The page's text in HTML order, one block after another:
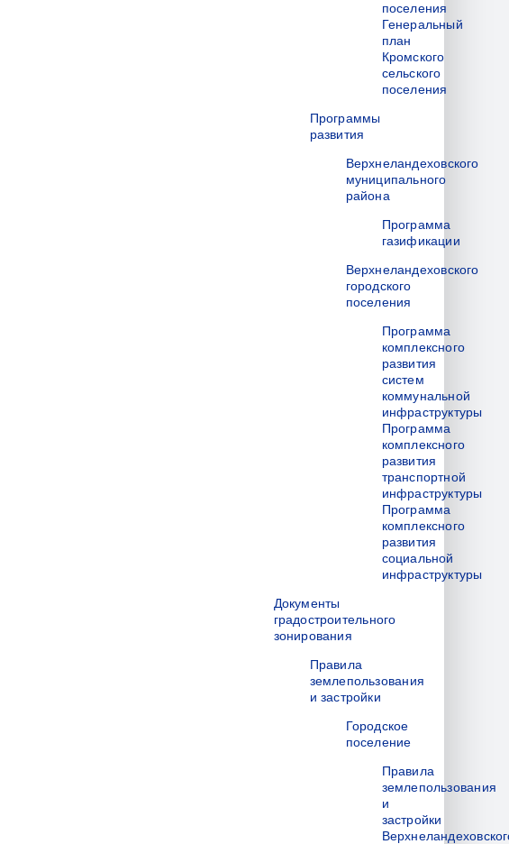
поселения
Генеральный
план
Кромского
сельского
поселения
Программы
развития
Верхнеландеховского
муниципального
района
Программа
газификации
Верхнеландеховского
городского
поселения
Программа
комплексного
развития
систем
коммунальной
инфраструктуры
Программа
комплексного
развития
транспортной
инфраструктуры
Программа
комплексного
развития
социальной
инфраструктуры
Документы
градостроительного
зонирования
Правила
землепользования
и застройки
Городское
поселение
Правила
землепользования
и
застройки